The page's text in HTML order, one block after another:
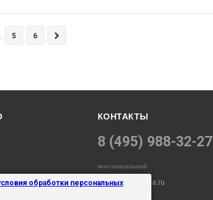
5 6
КОНТАКТЫ
8 (495) 988-32-27
многоканальный
info@electropara.ru
обработки персональных